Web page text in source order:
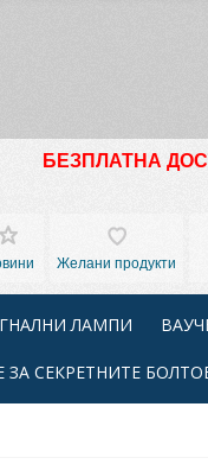
БЕЗПЛАТНА
Желани продукти
ЛАМПИ
СЕКРЕТНИТЕ